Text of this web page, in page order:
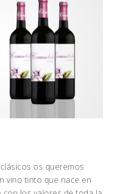
os queremos
vino tinto que nace en